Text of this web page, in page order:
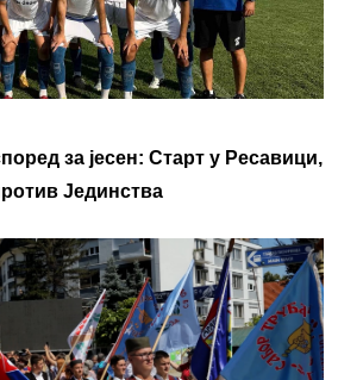
за јесен: Старт у Ресавици,
Јединства